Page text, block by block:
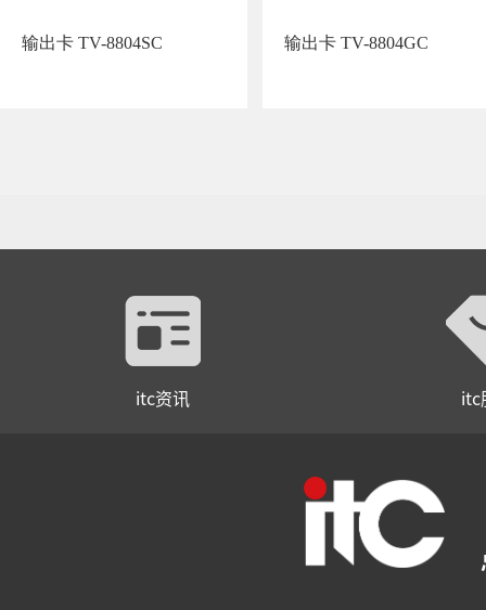
输出卡 TV-8804SC 输出卡 TV-8804GC
itc资讯 itc